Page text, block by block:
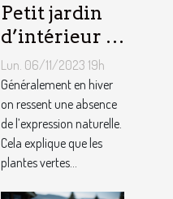
Petit jardin
d’intérieur :
comment en
créer chez
soi ?
Lun. 06/11/2023 19h
Généralement en hiver
on ressent une absence
de l’expression naturelle.
Cela explique que les
plantes vertes...